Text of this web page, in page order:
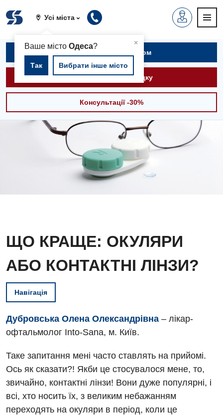
Усі міста
×
Ваше містоОдеса?
Так Вибрати інше місто
Записатися на прийом
Викликати швидку
Консультації -30%
ЩО КРАЩЕ: ОКУЛЯРИ
АБО КОНТАКТНІ ЛІНЗИ?
Навігація
Дубровська Олена Олександрівна – лікар-
офтальмолог Into-Sana, м. Київ.
Таке запитання мені часто ставлять на прийомі.
Ось як сказати?! Якби це стосувалося мене, то,
звичайно, контактні лінзи! Вони дуже популярні, і
всі, хто носить їх, з великим небажанням
переходять на окуляри в період, коли це